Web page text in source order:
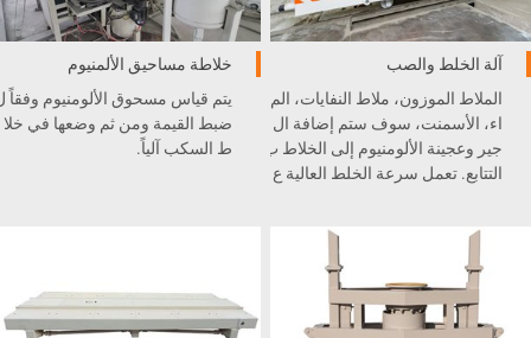
آلة الخلط والصب
الملاط الموزون، ملاط النفايات، الم
اء، الأسمنت، سوف ستم إضافة ال
جير وعجينة الألومنيوم إلى الخلاط ب
التتابع. تعمل سرعة الخلط العالية ع
خلاطة مساحيق الألمنيوم
يتم قياس مسحوق الألومنيوم وفقاً
ضبط القيمة ومن ثم وضعها في خلا
ط السكب آلياً.